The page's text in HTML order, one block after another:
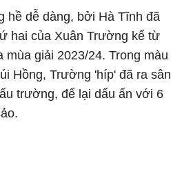
hề dễ dàng, bởi Hà Tĩnh đã
hai của Xuân Trường kể từ
mùa giải 2023/24. Trong màu
Hồng, Trường 'híp' đã ra sân
trường, để lại dấu ấn với 6